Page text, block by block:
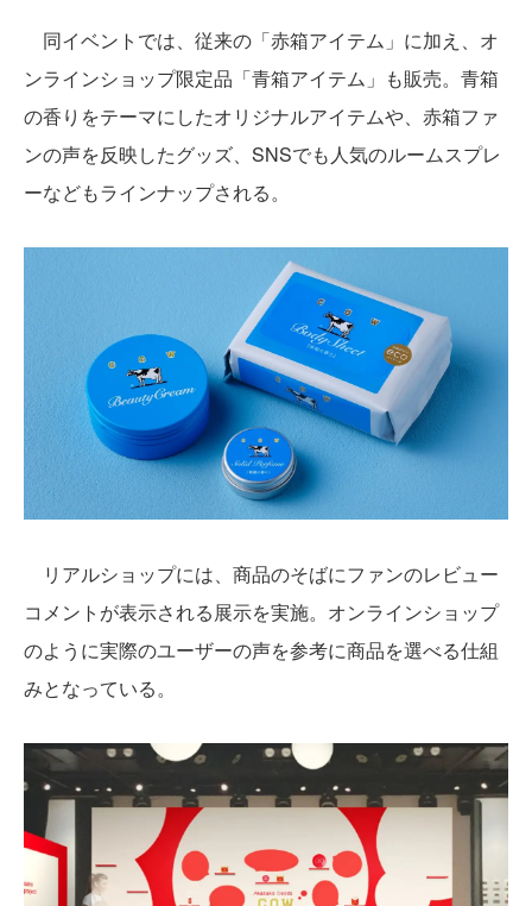
同イベントでは、従来の「赤箱アイテム」に加え、オ
ンラインショップ限定品「青箱アイテム」も販売。青箱
の香りをテーマにしたオリジナルアイテムや、赤箱ファ
ンの声を反映したグッズ、SNSでも人気のルームスプレ
ーなどもラインナップされる。
リアルショップには、商品のそばにファンのレビュー
コメントが表示される展示を実施。オンラインショップ
のように実際のユーザーの声を参考に商品を選べる仕組
みとなっている。